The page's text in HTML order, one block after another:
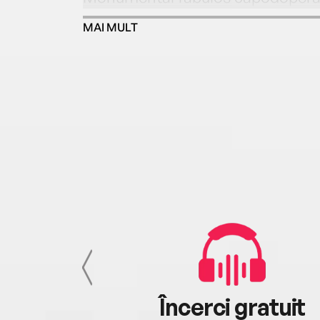
MAI MULT
Încerci gratuit